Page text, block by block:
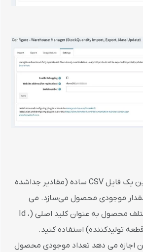
1. گرفتن خروجی. پلاگین یک فایل CSV ساده (مقادیر جداشده
مقدار موجودی محصول می‌سازد. می
توانید از کلیدهای مختلف محصول به عنوان کلید اصلی (Id ،
اجازه می دهد تعداد موجودی محصول